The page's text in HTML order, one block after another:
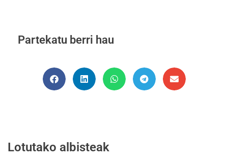
Partekatu berri hau
Lotutako albisteak